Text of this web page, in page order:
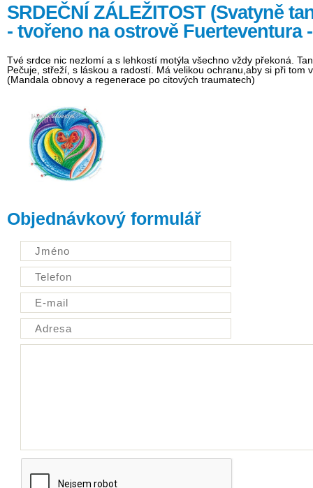
SRDEČNÍ ZÁLEŽITOST (Svatyně
- tvořeno na ostrově Fuerteventura
Tvé srdce nic nezlomí a s lehkostí motýla všechno vždy překoná.
Pečuje, střeží, s láskou a radostí. Má velikou ochranu,aby si při tom
(Mandala obnovy a regenerace po citových traumatech)
Objednávkový formulář